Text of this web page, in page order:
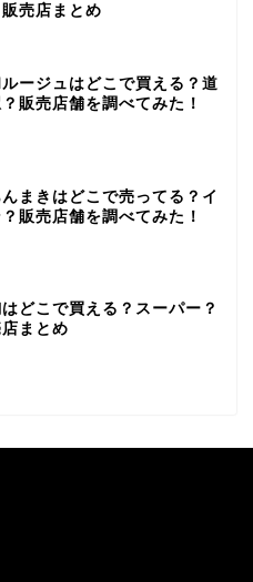
売店まとめ
ージュはどこで買える？道
販売店舗を調べてみた！
まきはどこで売ってる？イ
販売店舗を調べてみた！
どこで買える？スーパー？
まとめ